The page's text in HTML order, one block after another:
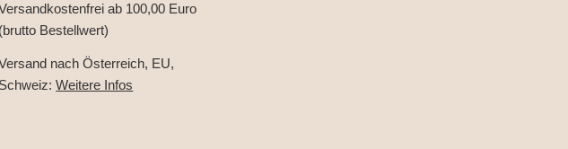
ab 100,00 Euro
(brutto Bestellwert)
nach Österreich, EU,
Schweiz:Weitere Infos